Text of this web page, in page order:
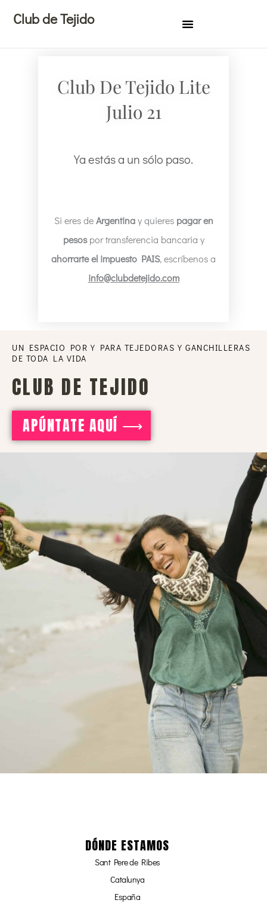
contenido
Club de Tejido
Club De Tejido Lite
Julio 21
Ya estás a un sólo paso.
Si eres deArgentinay quieres pagar en
pesospor transferencia bancaria y
ahorrarte el impuesto PAIS, escríbenos a
info@clubdetejido.com
UN ESPACIO POR Y PARA TEJEDORAS Y GANCHILLERAS
DE TODA LA VIDA
CLUB DE TEJIDO
APÚNTATE AQUÍ ⟶
DÓNDE ESTAMOS
Sant Pere de Ribes
Catalunya
España